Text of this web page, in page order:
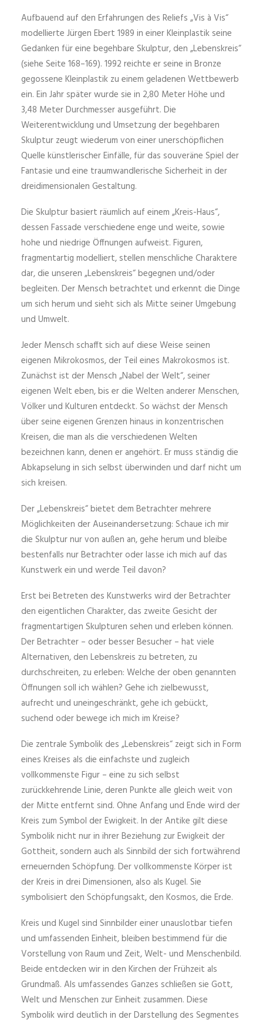
Aufbauend auf den Erfahrungen des Reliefs „Vis à Vis“
modellierte Jürgen Ebert 1989 in einer Kleinplastik seine
Gedanken für eine begehbare Skulptur, den „Lebenskreis“
(siehe Seite 168–169). 1992 reichte er seine in Bronze
gegossene Kleinplastik zu einem geladenen Wett­bewerb
ein. Ein Jahr später wurde sie in 2,80 Meter Höhe und
3,48 Meter Durchmesser ausgeführt. Die
Weiterentwicklung und Umsetzung der begehbaren
Skulptur zeugt wiederum von einer unerschöpflichen
Quelle künstlerischer Einfälle, für das souveräne Spiel der
Fantasie und eine traumwandlerische Sicherheit in der
dreidimensionalen Gestaltung.
Die Skulptur basiert räumlich auf einem „Kreis-Haus“,
dessen Fassade verschiedene enge und weite, sowie
hohe und niedrige Öffnungen aufweist. Figuren,
fragmentartig modelliert, stellen menschliche Charaktere
dar, die unseren „Lebenskreis“ begegnen und/oder
begleiten. Der Mensch betrachtet und erkennt die Dinge
um sich herum und sieht sich als Mitte seiner Umgebung
und Umwelt.
Jeder Mensch schafft sich auf diese Weise seinen
eigenen Mikrokosmos, der Teil eines Makrokosmos ist.
Zunächst ist der Mensch „Nabel der Welt“, seiner
eigenen Welt eben, bis er die Welten anderer Menschen,
Völker und Kulturen entdeckt. So wächst der Mensch
über seine eigenen Grenzen hinaus in konzentrischen
Kreisen, die man als die verschiedenen Welten
bezeichnen kann, denen er angehört. Er muss ständig die
Abkapselung in sich selbst überwinden und darf nicht um
sich kreisen.
Der „Lebenskreis“ bietet dem Betrachter mehrere
Möglichkeiten der Auseinandersetzung: Schaue ich mir
die Skulptur nur von außen an, gehe herum und bleibe
bestenfalls nur Betrachter oder lasse ich mich auf das
Kunstwerk ein und werde Teil davon?
Erst bei Betreten des Kunstwerks wird der Betrachter
den eigentlichen Charakter, das zweite Gesicht der
fragmentartigen Skulpturen sehen und erleben können.
Der Betrachter – oder besser Besucher – hat viele
Alternativen, den Lebenskreis zu betreten, zu
durchschreiten, zu erleben: Welche der oben genannten
Öffnungen soll ich wählen? Gehe ich zielbewusst,
aufrecht und uneingeschränkt, gehe ich gebückt,
suchend oder bewege ich mich im Kreise?
Die zentrale Symbolik des „Lebenskreis“ zeigt sich in Form
eines Kreises als die einfachste und zugleich
vollkommenste Figur – eine zu sich selbst
zurückkehrende Linie, deren Punkte alle gleich weit von
der Mitte entfernt sind. Ohne Anfang und Ende wird der
Kreis zum Symbol der Ewigkeit. In der Antike gilt diese
Symbolik nicht nur in ihrer Beziehung zur Ewigkeit der
Gottheit, sondern auch als Sinnbild der sich fortwährend
erneuernden Schöpfung. Der vollkommenste Körper ist
der Kreis in drei Dimensionen, also als Kugel. Sie
symbolisiert den Schöpfungsakt, den Kosmos, die Erde.
Kreis und Kugel sind Sinnbilder einer unauslotbar tiefen
und umfassenden Einheit, bleiben bestimmend für die
Vorstellung von Raum und Zeit, Welt- und Menschenbild.
Beide entdecken wir in den Kirchen der Frühzeit als
Grundmaß. Als umfassendes Ganzes schließen sie Gott,
Welt und Menschen zur Einheit zusammen. Diese
Symbolik wird deutlich in der Darstellung des Segmentes